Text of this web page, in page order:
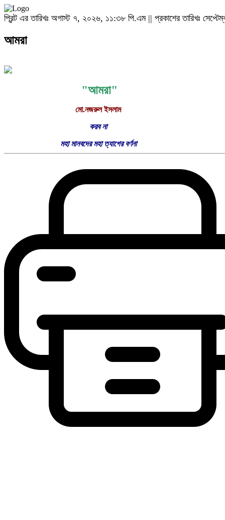
প্রিন্ট এর তারিখঃ অগাস্ট ৭, ২০২৬, ১১:৩৮ পি.এম || প্রকাশের তারিখঃ
আমরা
"আমরা"
মো.নজরুল ইসলাম
করব না
মহা মানবদের মহা ত্যাগের বর্ণনা